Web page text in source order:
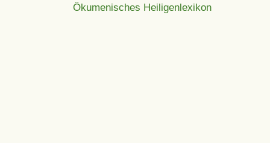
Ökumenisches Heiligenlexikon